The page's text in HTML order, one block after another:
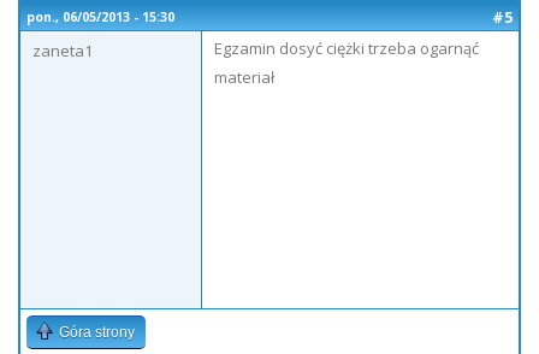
pon., 06/05/2013 - 15:30
#5
zaneta1
Egzamin dosyć ciężki trzeba ogarnąć
materiał
Góra strony